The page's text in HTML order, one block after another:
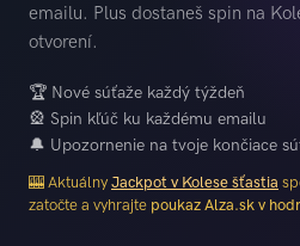
emailu. Plus dostaneš spin na
otvorení.
🏆 Nové súťaže každý týždeň
🎡 Spin kľúč ku každému emailu
🔔 Upozornenie na tvoje končiace
🎰 Aktuálny Jackpot v Kolese šťastia
zatočte a vyhrajte poukaz Alza.sk v